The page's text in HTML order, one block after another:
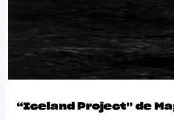
“Iceland Project” de